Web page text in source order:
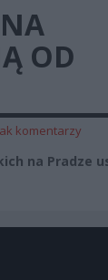
OD
komentarzy
na Pradze